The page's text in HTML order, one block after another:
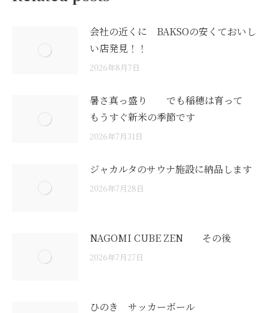
会社の近くに BAKSOの安くておいし
い店発見！！
2026年8月7日
暑さ真っ盛り でも稲穂は育って
もうすぐ新米の季節です
2026年7月31日
ジャカルタのサウナ施設に納品します
2026年7月28日
NAGOMI CUBE ZEN その後
2026年7月27日
ひのき サッカーボール